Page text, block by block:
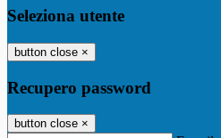
Seleziona utente
button close ×
Recupero password
button close ×